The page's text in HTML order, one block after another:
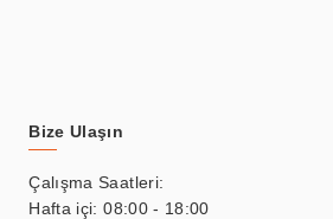
Bize Ulaşın
Çalışma Saatleri:
Hafta içi: 08:00 - 18:00